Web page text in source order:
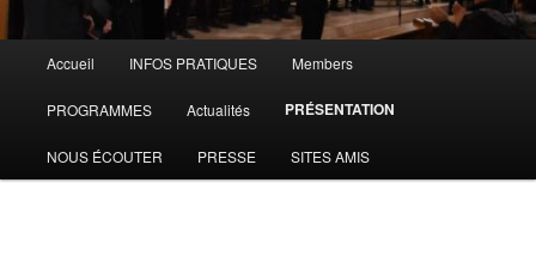
principal
Accueil INFOS PRATIQUES Members
PROGRAMMES Actualités PRÉSENTATION
NOUS ÉCOUTER PRESSE SITES AMIS